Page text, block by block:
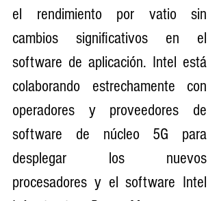
el rendimiento por vatio sin
cambios significativos en el
software de aplicación. Intel está
colaborando estrechamente con
operadores y proveedores de
software de núcleo 5G para
desplegar los nuevos
procesadores y el software Intel